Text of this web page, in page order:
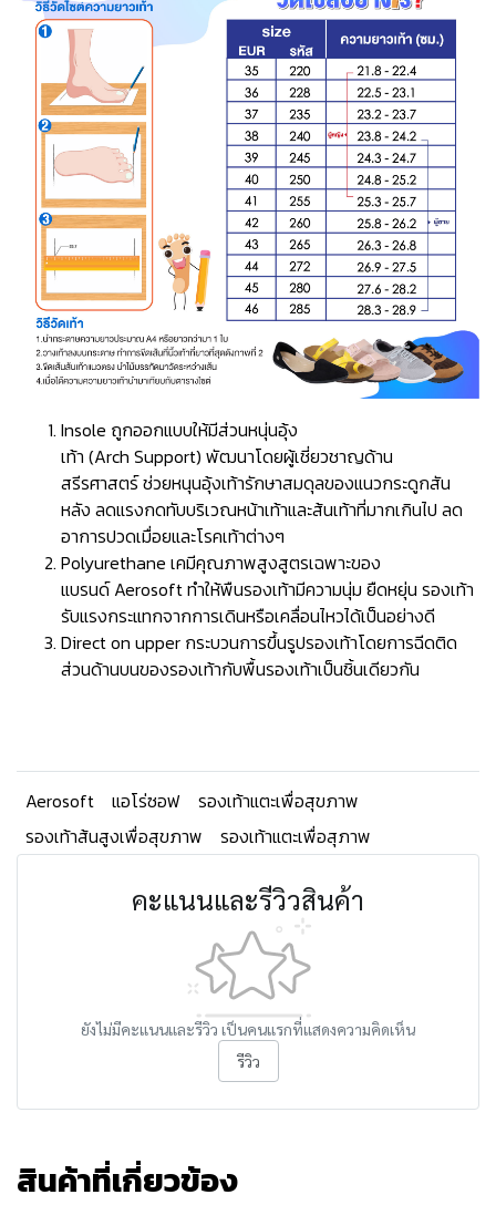
Insole ถูกออกแบบให้มีส่วนหนุ่นอุ้ง
เท้า (Arch Support) พัฒนาโดยผู้เชี่ยวชาญด้าน
สรีรศาสตร์ ช่วยหนุนอุ้งเท้ารักษาสมดุลของแนวกระดูกสัน
หลัง ลดแรงกดทับบริเวณหน้าเท้าและส้นเท้าที่มากเกินไป ลด
อาการปวดเมื่อยและโรคเท้าต่างๆ
Polyurethane เคมีคุณภาพสูงสูตรเฉพาะของ
แบรนด์ Aerosoft ทำให้พืนรองเท้ามีความนุ่ม ยืดหยุ่น รองเท้า
รับแรงกระแทกจากการเดินหรือเคลื่อนไหวได้เป็นอย่างดี
Direct on upper กระบวนการขึ้นรูปรองเท้าโดยการฉีดติด
ส่วนด้านบนของรองเท้ากับพื้นรองเท้าเป็นชิ้นเดียวกัน
Aerosoft แอโร่ซอฟ
รองเท้าแตะเพื่อสุขภาพ
รองเท้าส้นสูงเพื่อสุขภาพ
รองเท้าแตะเพื่อสุภาพ
คะแนนและรีวิวสินค้า
ยังไม่มีคะแนนและรีวิว เป็นคนแรกที่แสดงความคิดเห็น
รีวิว
สินค้าที่เกี่ยวข้อง